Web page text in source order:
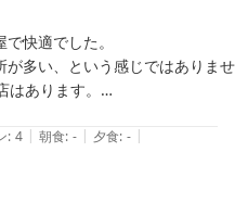
快適でした。
多い、という感じではありませ
あります。
思います。
: 4 | 朝食: - | 夕食: - |